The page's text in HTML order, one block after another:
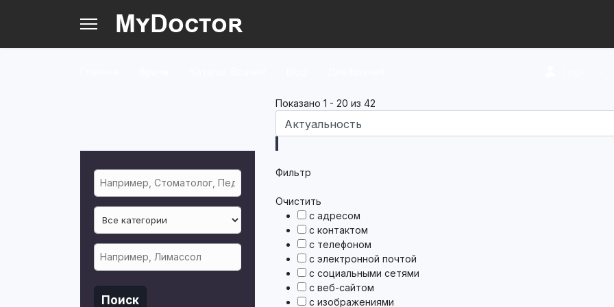
Показано 1 - 20 из 42
Поиск
Фильтр
Очистить
с адресом
с контактом
с телефоном
с электронной почтой
с социальными сетями
с веб-сайтом
с изображениями